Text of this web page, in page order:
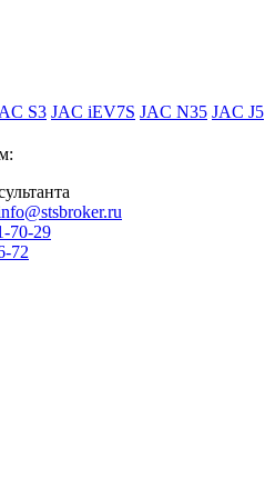
S3 JAC iEV7S JAC N35 JAC J5
70-29
72